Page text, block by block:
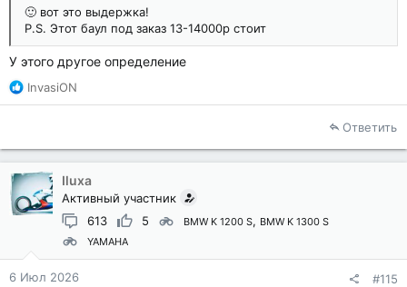
🙂 вот это выдержка!
P.S. Этот баул под заказ 13-14000р стоит
У этого другое определение
Р
е
ц
и
и
:
InvasiON
Ответить
Iluxa
Активный участник
613
5 BMW K 1200 S
BMW K 1300 S
YAMAHA
6 Июл 2026 #115